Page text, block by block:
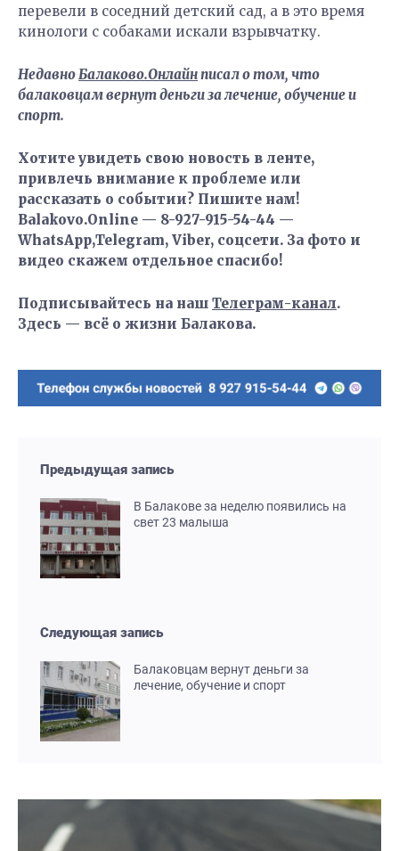
перевели в соседний детский сад, а в это время
кинологи с собаками искали взрывчатку.
НедавноБалаково.Онлайнписал о том, что
балаковцам вернут деньги за лечение, обучение и
спорт.
Хотите увидеть свою новость в ленте,
привлечь внимание к проблеме или
рассказать о событии? Пишите нам!
Balakovo.Online — 8-927-915-54-44 —
WhatsApp,Telegram, Viber, соцсети. За фото и
видео скажем отдельное спасибо!
Подписывайтесь на наш Телеграм-канал.
Здесь — всё о жизни Балакова.
Предыдущая запись
В Балакове за неделю появились на
свет 23 малыша
Следующая запись
Балаковцам вернут деньги за
лечение, обучение и спорт